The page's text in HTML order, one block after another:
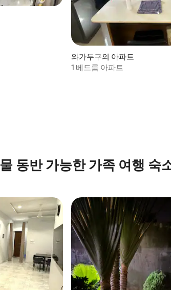
와가두구의 아파트
1 베드룸 아파트
동반 가능한 가족 여행 숙